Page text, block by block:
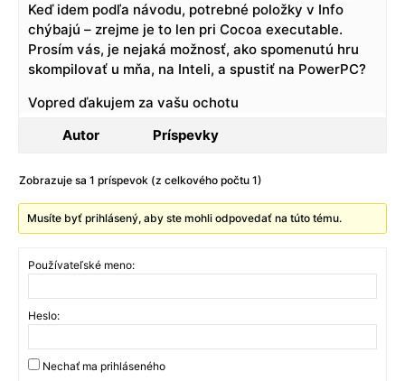
Keď idem podľa návodu, potrebné položky v Info
chýbajú – zrejme je to len pri Cocoa executable.
Prosím vás, je nejaká možnosť, ako spomenutú hru
skompilovať u mňa, na Inteli, a spustiť na PowerPC?
Vopred ďakujem za vašu ochotu
Autor
Príspevky
Zobrazuje sa 1 príspevok (z celkového počtu 1)
Musíte byť prihlásený, aby ste mohli odpovedať na túto tému.
Používateľské meno:
Heslo:
Nechať ma prihláseného